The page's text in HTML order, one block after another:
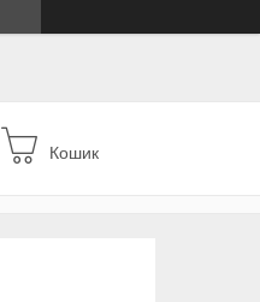
Кошик